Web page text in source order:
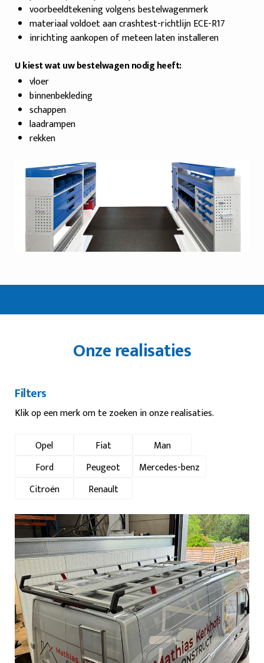
voorbeeldtekening volgens bestelwagenmerk
materiaal voldoet aan crashtest-richtlijn ECE-R17
inrichting aankopen of meteen laten installeren
U kiest wat uw bestelwagen nodig heeft:
vloer
binnenbekleding
schappen
laadrampen
rekken
Onze realisaties
Filters
Klik op een merk om te zoeken in onze realisaties.
Opel Fiat
Man
Ford
Peugeot
Mercedes-benz
Citroën
Renault